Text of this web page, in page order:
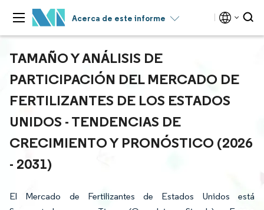
Acerca de este informe
TAMAÑO Y ANÁLISIS DE
PARTICIPACIÓN DEL MERCADO DE
FERTILIZANTES DE LOS ESTADOS
UNIDOS - TENDENCIAS DE
CRECIMIENTO Y PRONÓSTICO (2026
- 2031)
El Mercado de Fertilizantes de Estados Unidos está